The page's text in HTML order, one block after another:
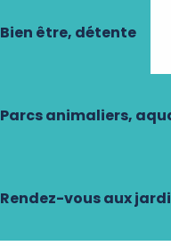
Bien être, détente
Parcs animaliers,
Rendez-vous aux